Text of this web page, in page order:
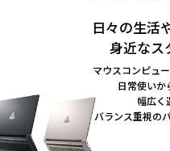
日々の生活
身近なス
マウスコンピュ
日常使いか
幅広く
バランス重視の